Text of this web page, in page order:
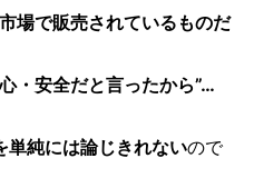
場で販売されているものだ
・安全だと言ったから”…
単純には論じきれないので